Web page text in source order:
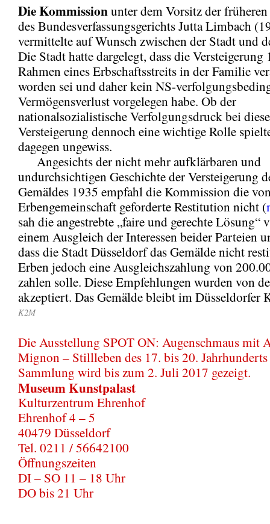
Die Kommissionunter dem Vorsitz der
des Bundesverfassungsgerichts Jutta Limbach
vermittelte auf Wunsch zwischen der Stadt und
Die Stadt hatte dargelegt, dass die
Rahmen eines Erbschaftsstreits in der Familie
worden sei und daher kein NS-
Vermögensverlust vorgelegen habe. Ob der
nationalsozialistische Verfolgungsdruck bei
Versteigerung dennoch eine wichtige Rolle
dagegen ungewiss.
Angesichts der nicht mehr aufklärbaren und
undurchsichtigen Geschichte der Versteigerung
Gemäldes 1935 empfahl die Kommission die
Erbengemeinschaft geforderte Restitution nicht (
sah die angestrebte „faire und gerechte Lösung“
einem Ausgleich der Interessen beider Parteien
dass die Stadt Düsseldorf das Gemälde nicht
Erben jedoch eine Ausgleichszahlung von
zahlen solle. Diese Empfehlungen wurden von
akzeptiert. Das Gemälde bleibt im Düsseldorfer
K2M
Die Ausstellung SPOT ON: Augenschmaus mit
Mignon – Stillleben des 17. bis 20. Jahrhunderts
Sammlung wird bis zum 2. Juli 2017 gezeigt.
Museum Kunstpalast
Kulturzentrum Ehrenhof
Ehrenhof 4 – 5
40479 Düsseldorf
Tel. 0211 / 56642100
Öffnungszeiten
DI – SO 11 – 18 Uhr
DO bis 21 Uhr